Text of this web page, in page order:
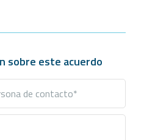
sobre este acuerdo